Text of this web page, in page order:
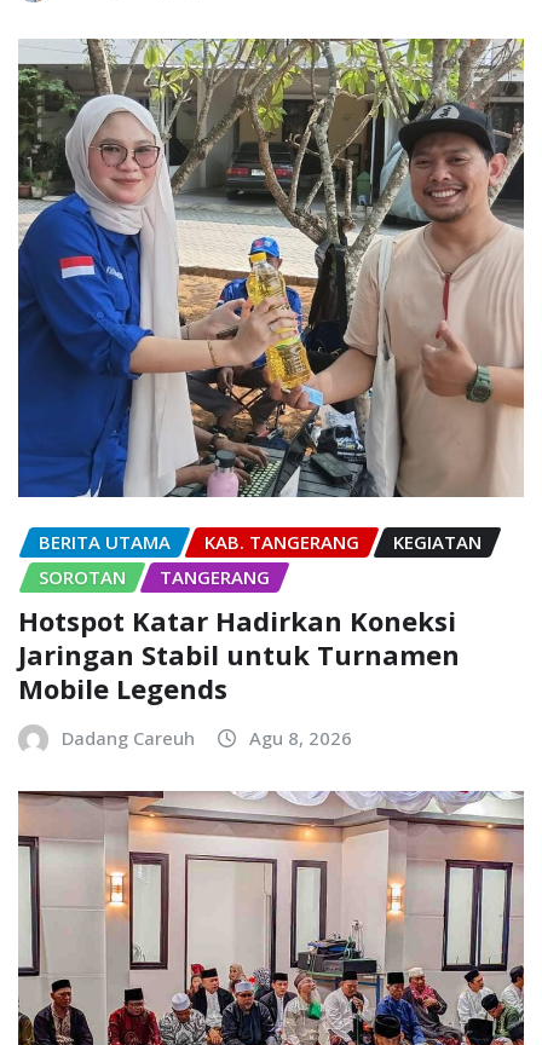
BERITA UTAMA KAB. TANGERANG
KEGIATAN
SOROTAN
TANGERANG
Hotspot Katar Hadirkan Koneksi
Jaringan Stabil untuk Turnamen
Mobile Legends
Dadang Careuh Agu 8, 2026